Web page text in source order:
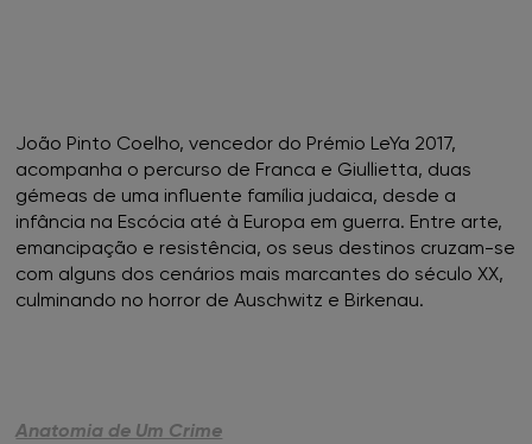
FNAC Leiria
FNAC Loulé
João Pinto Coelho, vencedor do Prémio LeYa 2017,
acompanha o percurso de Franca e Giullietta, duas
gémeas de uma influente família judaica, desde a
infância na Escócia até à Europa em guerra. Entre arte,
emancipação e resistência, os seus destinos cruzam-se
com alguns dos cenários mais marcantes do século XX,
culminando no horror de Auschwitz e Birkenau.
Anatomia de Um Crime